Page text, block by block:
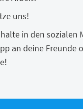
uns!
in den sozialen
an deine Freunde